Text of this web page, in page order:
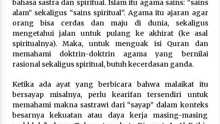
bahasa sastra dan spiritual. Islam itu agama sains: “sains
alam” sekaligus “sains spiritual”. Agama itu ajaran agar
orang bisa cerdas dan maju di dunia, sekaligus
mengetahui jalan untuk pulang ke akhirat (ke asal
spiritualnya). Maka, untuk menguak isi Quran dan
memahami doktrin-doktrin agama yang bernilai
rasional sekaligus spiritual, butuh kecerdasan ganda.
Ketika ada ayat yang berbicara bahwa malaikat itu
bersayap misalnya, perlu kearifan tersendiri untuk
memahami makna sastrawi dari “sayap” dalam konteks
besarnya kekuatan atau daya kerja masing-masing